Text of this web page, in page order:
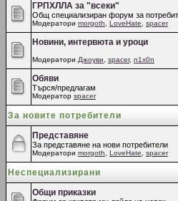
ГРПХЛЛА за "всеки"
Общ специализиран форум за
Модератори morgoth LoveHate spacer
Новини, интервюта и уроци
Модератори Джоуви spacer, n1x0n
Обяви
Търся/предлагам
Модератор spacer
За новите потребители
Представяне
За представяне на нови потребители
Модератори morgoth LoveHate spacer
Неспециализирани
Общи приказки